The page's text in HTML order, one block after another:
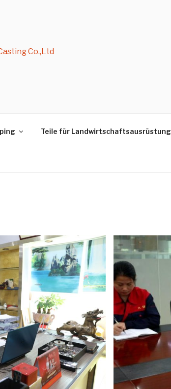
Co.,Ltd
Teile für Landwirtschaftsausrüstung